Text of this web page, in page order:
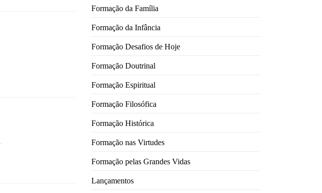
Formação da Família
Formação da Infância
Formação Desafios de Hoje
Formação Doutrinal
Formação Espiritual
Formação Filosófica
Formação Histórica
Formação nas Virtudes
Formação pelas Grandes Vidas
Lançamentos